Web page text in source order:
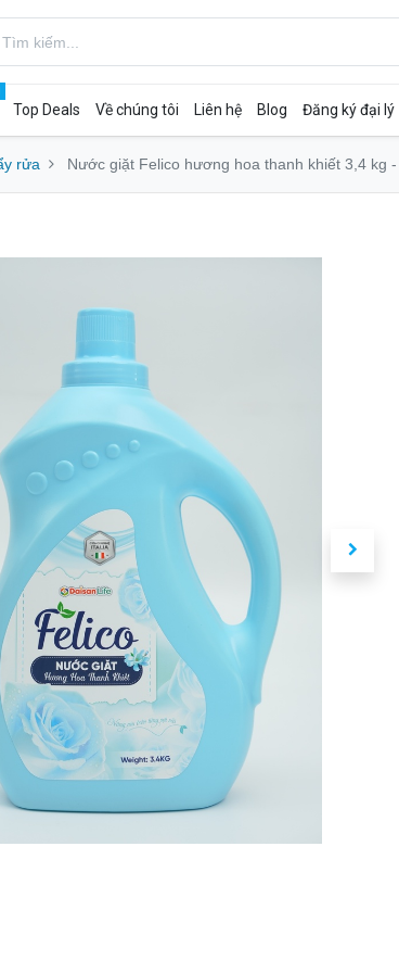
Top Deals Về chúng tôi Liên hệ Blog Đăng ký đại lý
rửa Nước giặt Felico hương hoa thanh khiết 3,4 kg -